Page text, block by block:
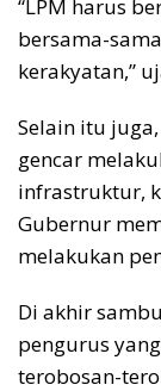
“LPM harus
bersama-
kerakyatan,”
Selain itu
gencar
infrastruktur,
Gubernur
melakukan
Di akhir
pengurus
terobosan-